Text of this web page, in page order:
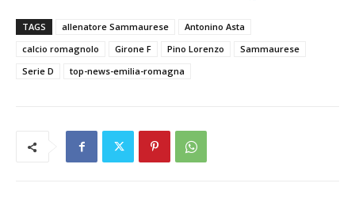
TAGS allenatore Sammaurese
Antonino Asta
calcio romagnolo
Girone F Pino Lorenzo
Sammaurese
Serie D
top-news-emilia-romagna